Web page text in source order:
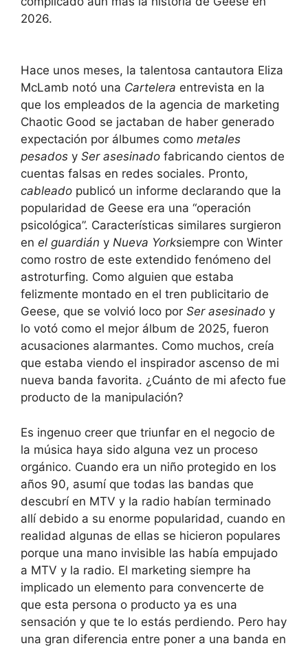
2026.
Hace unos meses, la talentosa cantautora Eliza
McLamb notó una Cartelera entrevista en la
que los empleados de la agencia de marketing
Chaotic Good se jactaban de haber generado
expectación por álbumes como metales
pesados y Ser asesinado fabricando cientos de
cuentas falsas en redes sociales. Pronto,
cableado publicó un informe declarando que la
popularidad de Geese era una “operación
psicológica”. Características similares surgieron
en el guardián y Nueva Yorksiempre con Winter
como rostro de este extendido fenómeno del
astroturfing. Como alguien que estaba
felizmente montado en el tren publicitario de
Geese, que se volvió loco por Ser asesinado y
lo votó como el mejor álbum de 2025, fueron
acusaciones alarmantes. Como muchos, creía
que estaba viendo el inspirador ascenso de mi
nueva banda favorita. ¿Cuánto de mi afecto fue
producto de la manipulación?
Es ingenuo creer que triunfar en el negocio de
la música haya sido alguna vez un proceso
orgánico. Cuando era un niño protegido en los
años 90, asumí que todas las bandas que
descubrí en MTV y la radio habían terminado
allí debido a su enorme popularidad, cuando en
realidad algunas de ellas se hicieron populares
porque una mano invisible las había empujado
a MTV y la radio. El marketing siempre ha
implicado un elemento para convencerte de
que esta persona o producto ya es una
sensación y que te lo estás perdiendo. Pero hay
una gran diferencia entre poner a una banda en